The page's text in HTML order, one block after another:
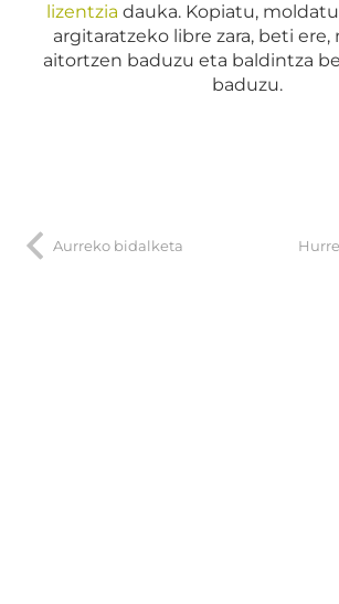
lizentzia dauka. Kopiatu,
argitaratzeko libre zara, beti ere,
aitortzen baduzu eta baldintza
baduzu.
Aurreko bidalketa